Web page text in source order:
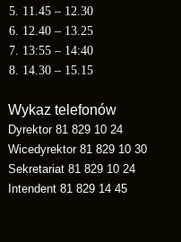
5. 11.45 – 12.30
6. 12.40 – 13.25
7. 13:55 – 14:40
8. 14.30 – 15.15
Wykaz telefonów
Dyrektor 81 829 10 24
Wicedyrektor 81 829 10 30
Sekretariat 81 829 10 24
Intendent 81 829 14 45